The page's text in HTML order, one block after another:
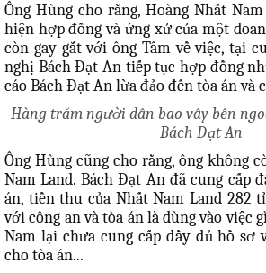
Ông Hùng cho rằng, Hoàng Nhất
hiện hợp đồng và ứng xử của một
còn gay gắt với ông Tâm về việc, tại
nghị Bách Đạt An tiếp tục hợp đồng
cáo Bách Đạt An lừa đảo đến tòa án và
Hàng trăm người dân bao vây bên
Bách Đạt An
Ông Hùng cũng cho rằng, ông không
Nam Land. Bách Đạt An đã cung cấp
án, tiền thu của Nhất Nam Land 282
với công an và tòa án là dùng vào việc
Nam lại chưa cung cấp đầy đủ hồ sơ
cho tòa án...